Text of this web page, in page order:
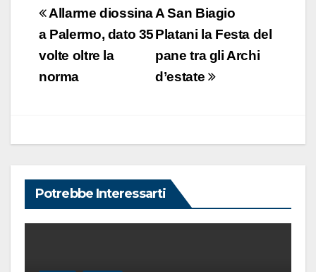
Navigazione
articoli
A San Biagio
Platani la Festa del
pane tra gli Archi
d’estate
Allarme diossina
a Palermo, dato 35
volte oltre la
norma
Potrebbe Interessarti